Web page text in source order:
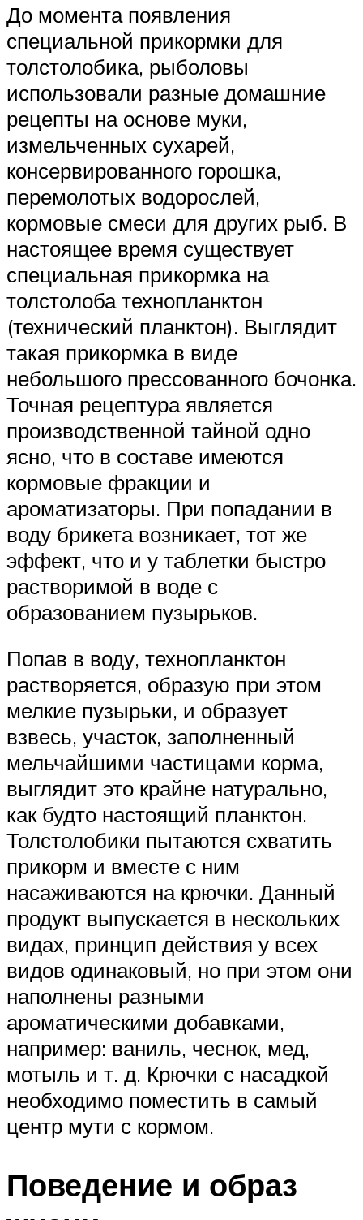
До момента появления
специальной прикормки для
толстолобика, рыболовы
использовали разные домашние
рецепты на основе муки,
измельченных сухарей,
консервированного горошка,
перемолотых водорослей,
кормовые смеси для других рыб. В
настоящее время существует
специальная прикормка на
толстолоба технопланктон
(технический планктон). Выглядит
такая прикормка в виде
небольшого прессованного бочонка.
Точная рецептура является
производственной тайной одно
ясно, что в составе имеются
кормовые фракции и
ароматизаторы. При попадании в
воду брикета возникает, тот же
эффект, что и у таблетки быстро
растворимой в воде с
образованием пузырьков.
Попав в воду, технопланктон
растворяется, образую при этом
мелкие пузырьки, и образует
взвесь, участок, заполненный
мельчайшими частицами корма,
выглядит это крайне натурально,
как будто настоящий планктон.
Толстолобики пытаются схватить
прикорм и вместе с ним
насаживаются на крючки. Данный
продукт выпускается в нескольких
видах, принцип действия у всех
видов одинаковый, но при этом они
наполнены разными
ароматическими добавками,
например: ваниль, чеснок, мед,
мотыль и т. д. Крючки с насадкой
необходимо поместить в самый
центр мути с кормом.
Поведение и образ